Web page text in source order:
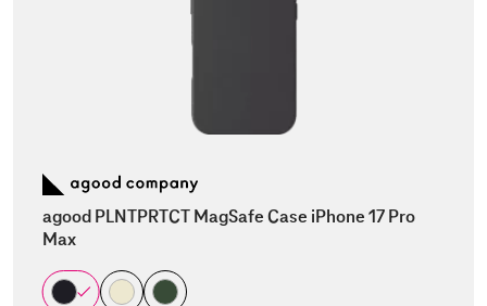
agood PLNTPRTCT MagSafe Case iPhone 17 Pro
Max